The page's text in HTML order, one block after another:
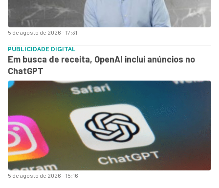
5 de agosto de 2026 - 17:31
5 de agosto de 2026 - 15:16
PUBLICIDADE DIGITAL
Em busca de receita, OpenAI inclui anúncios no
ChatGPT